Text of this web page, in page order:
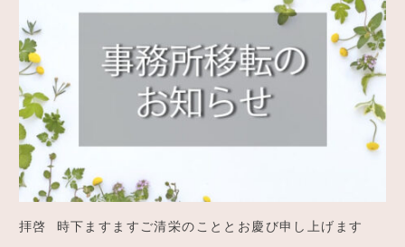
お問い合わせ
ご予約
拝啓 時下ますますご清栄のこととお慶び申し上げます